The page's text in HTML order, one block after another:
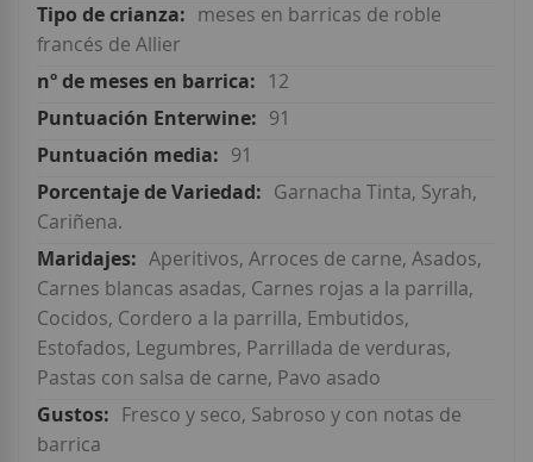
meses en barricas de roble
francés de Allier
12
91
91
Garnacha Tinta, Syrah,
Cariñena.
Aperitivos, Arroces de carne, Asados,
Carnes blancas asadas, Carnes rojas a la parrilla,
Cocidos, Cordero a la parrilla, Embutidos,
Estofados, Legumbres, Parrillada de verduras,
Pastas con salsa de carne, Pavo asado
Fresco y seco, Sabroso y con notas de
barrica